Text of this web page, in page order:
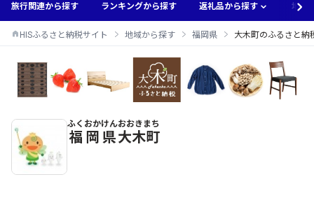
旅行関連から探す ランキングから探す 返礼品から探す 地域
HISふるさと納税サイト 地域から探す 福岡県 大木町のふるさと納
大木町のふるさと納税返礼品一覧
福岡県
ふくおかけん
大木町
おおきまち